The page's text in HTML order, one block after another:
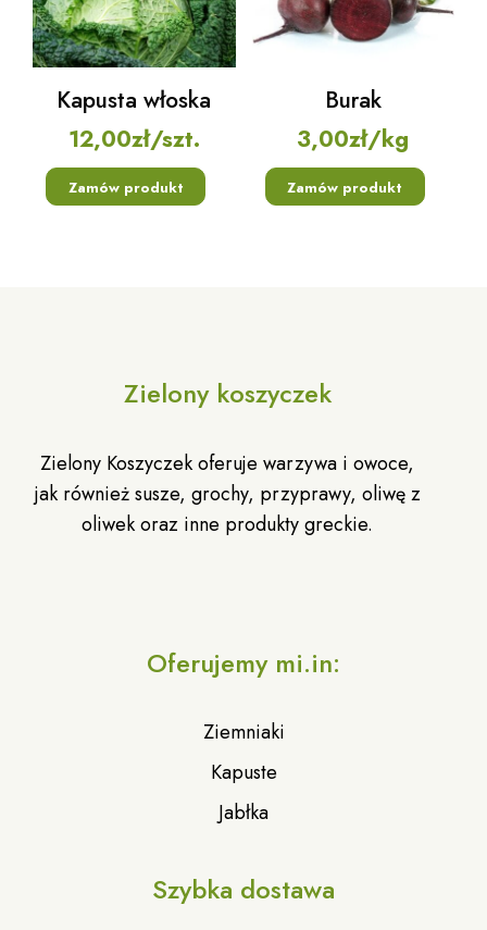
Kapusta włoska
12,00zł/szt.
Zamów produkt
Burak
3,00zł/kg
Zamów produkt
Zielony koszyczek
Zielony Koszyczek oferuje warzywa i owoce,
jak również susze, grochy, przyprawy, oliwę z
oliwek oraz inne produkty greckie.
Oferujemy mi.in:
Ziemniaki
Kapuste
Jabłka
Szybka dostawa